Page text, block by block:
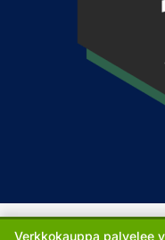
Verkkokauppa palvelee